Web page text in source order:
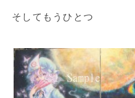
そしてもうひとつ